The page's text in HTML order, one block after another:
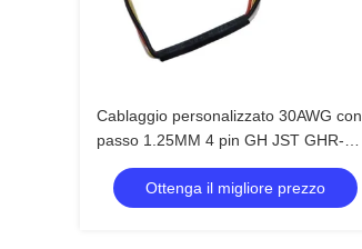
Cablaggio personalizzato 30AWG con
passo 1.25MM 4 pin GH JST GHR-
04V-S per display LCD
Ottenga il migliore prezzo